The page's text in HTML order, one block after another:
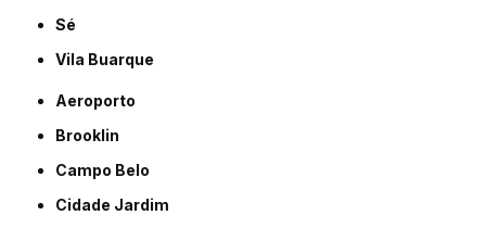
Sé
Vila Buarque
Aeroporto
Brooklin
Campo Belo
Cidade Jardim